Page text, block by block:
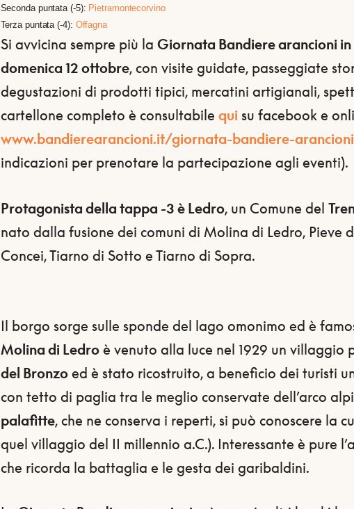
Seconda puntata (-5): Pietramontecorvino
Terza puntata (-4): Offagna
Si avvicina sempre più la Giornata Bandiere arancioni
domenica 12 ottobre, con visite guidate, passeggiate
degustazioni di prodotti tipici, mercatini artigianali,
cartellone completo è consultabile quisu facebook e
www.bandierearancioni.it/giornata-bandiere-arancioni
indicazioni per prenotare la partecipazione agli eventi).
Protagonista della tappa -3 è Ledro, un Comune del
nato dalla fusione dei comuni di Molina di Ledro, Pieve
Concei, Tiarno di Sotto e Tiarno di Sopra.
Il borgo sorge sulle sponde del lago omonimo ed è
Molina di Ledroè venuto alla luce nel 1929 un villaggio
del Bronzoed è stato ricostruito, a beneficio dei turisti
con tetto di paglia tra le meglio conservate dell’arco
palafitte, che ne conserva i reperti, si può conoscere la
quel villaggio del II millennio a.C.). Interessante è pure
che ricorda la battaglia e le gesta dei garibaldini.